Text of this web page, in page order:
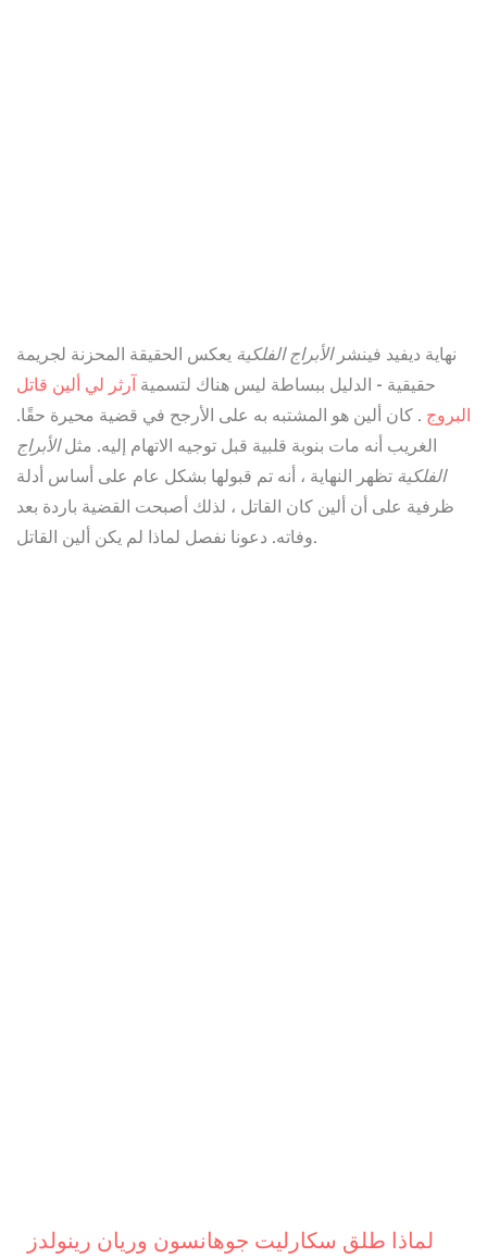
نهاية ديفيد فينشرالأبراج الفلكية يعكس الحقيقة المحزنة لجريمة
حقيقية - الدليل ببساطة ليس هناك لتسمية آرثر لي ألين قاتل
البروج . كان ألين هو المشتبه به على الأرجح في قضية محيرة حقًا.
الغريب أنه مات بنوبة قلبية قبل توجيه الاتهام إليه. مثلالأبراج
الفلكية تظهر النهاية ، أنه تم قبولها بشكل عام على أساس أدلة
ظرفية على أن ألين كان القاتل ، لذلك أصبحت القضية باردة بعد
وفاته. دعونا نفصل لماذا لم يكن ألين القاتل.
لماذا طلق سكارليت جوهانسون وريان رينولدز